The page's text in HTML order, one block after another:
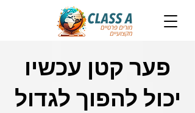
פער קטן עכשיו
יכול להפוך לגדול